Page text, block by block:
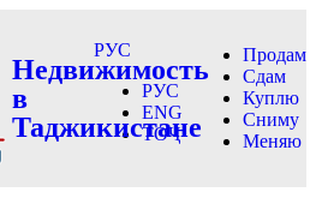
Недвижимость
в
Таджикистане
РУС
РУС
ENG
ТОҶ
Продам
Сдам
Куплю
Сниму
Меняю